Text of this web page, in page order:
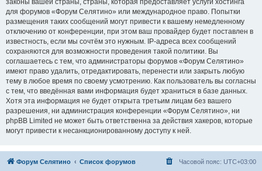
законы вашей страны, страны, которая предоставляет услуги хостинга
для форумов «Форум Селятино» или международное право. Попытки
размещения таких сообщений могут привести к вашему немедленному
отключению от конференции, при этом ваш провайдер будет поставлен в
известность, если мы сочтём это нужным. IP-адреса всех сообщений
сохраняются для возможности проведения такой политики. Вы
соглашаетесь с тем, что администраторы форумов «Форум Селятино»
имеют право удалить, отредактировать, перенести или закрыть любую
тему в любое время по своему усмотрению. Как пользователь вы согласны
с тем, что введённая вами информация будет храниться в базе данных.
Хотя эта информация не будет открыта третьим лицам без вашего
разрешения, ни администрация конференции «Форум Селятино», ни
phpBB Limited не может быть ответственна за действия хакеров, которые
могут привести к несанкционированному доступу к ней.
Форум Селятино Список форумов Часовой пояс: UTC+03:00